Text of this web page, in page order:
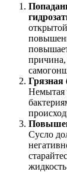
причина,
Грязная
Немытая
Сусло